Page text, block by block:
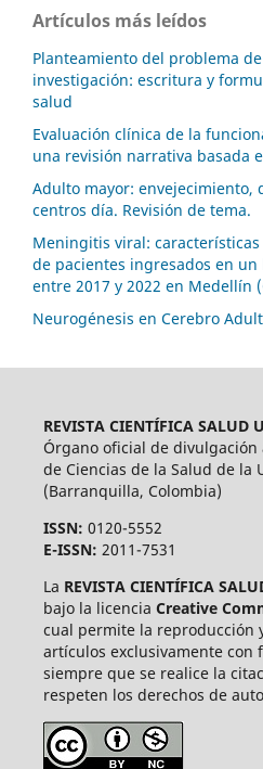
Artículos más leídos
Planteamiento del problema
investigación: escritura y
salud
Evaluación clínica de la
una revisión narrativa basada
Adulto mayor: envejecimiento,
centros día. Revisión de tema.
Meningitis viral:
de pacientes ingresados en
entre 2017 y 2022 en Medellín
Neurogénesis en Cerebro
REVISTA CIENTÍFICA SALUD
Órgano oficial de divulgación
de Ciencias de la Salud de la
(Barranquilla, Colombia)
ISSN: 0120-5552
E-ISSN: 2011-7531
La REVISTA CIENTÍFICA
bajo la licencia Creative
cual permite la reproducción
artículos exclusivamente con
siempre que se realice la
respeten los derechos de